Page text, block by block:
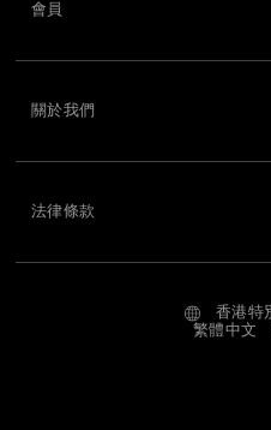
退貨和換貨
聯絡我們
會員
關於我們
法律條款
香港特
繁體中文